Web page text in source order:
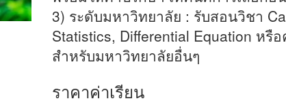
3) ระดับมหาวิทยาลัย : รับสอนวิชา
Statistics, Differential Equation ห
สำหรับมหาวิทยาลัยอื่นๆ
ราคาค่าเรียน